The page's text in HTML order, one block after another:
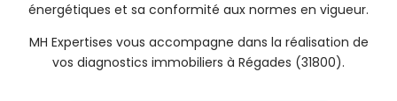
énergétiques et sa conformité aux normes en vigueur.
MH Expertises vous accompagne dans la réalisation de
vos diagnostics immobiliers à Régades (31800).